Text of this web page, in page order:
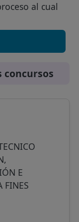
al cual
concursos
E
FINES